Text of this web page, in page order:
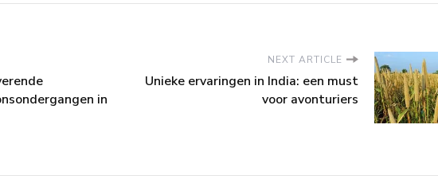
in
NEXT ARTICLE
Unieke ervaringen in India: een must
voor avonturiers